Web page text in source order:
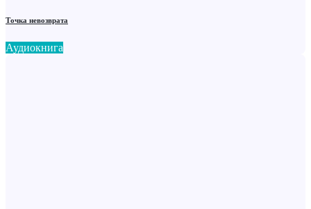
Точка невозврата
Аудиокнига